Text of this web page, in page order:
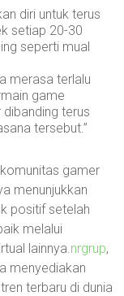
diri untuk terus
setiap 20-30
seperti mual
merasa terlalu
game
terus
tersebut.”
gamer
menunjukkan
positif setelah
melalui
lainnya.nrgrup,
menyediakan
terbaru di dunia